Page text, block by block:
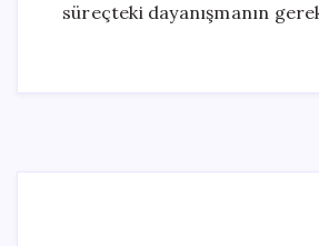
süreçteki dayanışmanın